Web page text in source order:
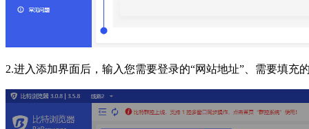
2.进入添加界面后，输入您需要登录的“网站地址”、需要填充